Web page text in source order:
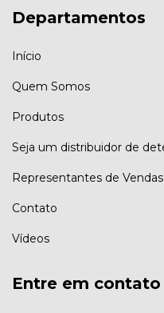
Departamentos
Início
Quem Somos
Produtos
Seja um distribuidor de
Representantes de Vendas
Contato
Vídeos
Entre em contato